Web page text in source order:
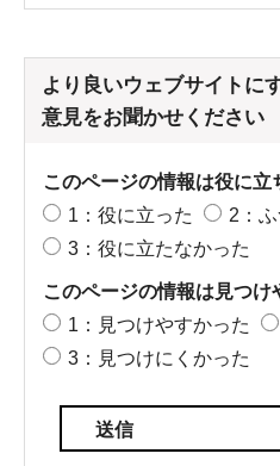
より良いウェブサイトに
意見をお聞かせください
このページの情報は役に立
1：役に立った
2：ふ
3：役に立たなかった
このページの情報は見つけ
1：見つけやすかった
3：見つけにくかった